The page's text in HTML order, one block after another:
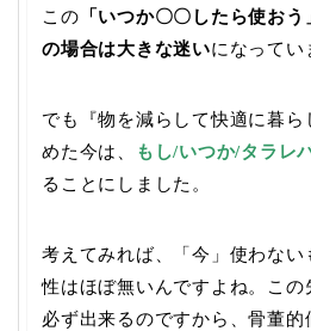
この 「いつか〇〇したら使お
の場合は大きな迷いになってい
でも『物を減らして快適に暮
めた今は、
もし/いつか/タラレ
ることにしました。
考えてみれば、「今」使わな
性はほぼ無いんですよね。こ
必ず出来るのですから、骨董